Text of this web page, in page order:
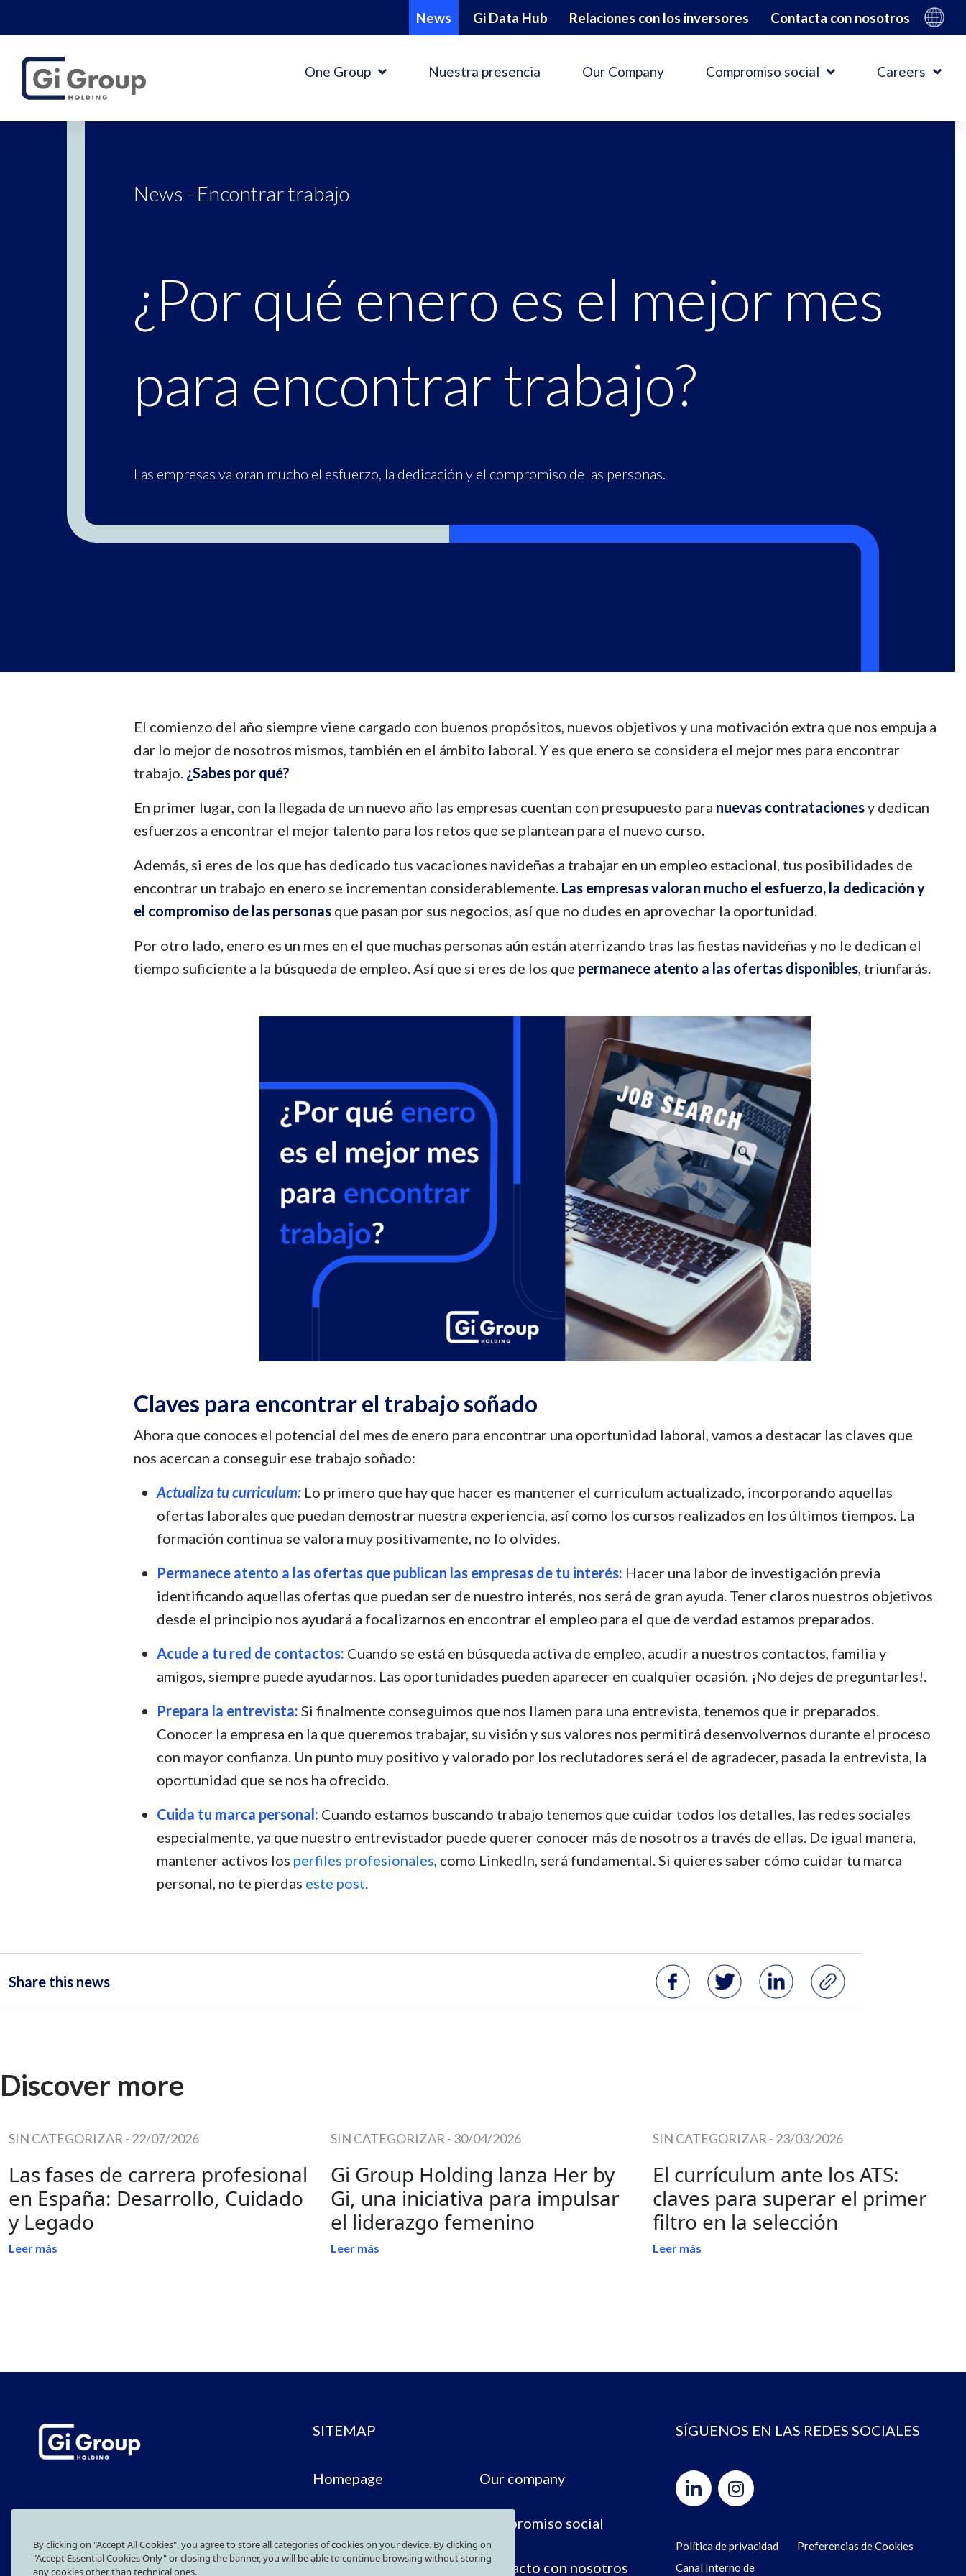
News Gi Data Hub Relaciones con los inversores Contacta con nosotros
One Group Nuestra presencia Our Company Compromiso social Careers
News - Encontrar trabajo
¿Por qué enero es el mejor mes
para encontrar trabajo?
Las empresas valoran mucho el esfuerzo, la dedicación y el compromiso de las personas.
El comienzo del año siempre viene cargado con buenos propósitos, nuevos objetivos y una motivación extra que nos empuja a
dar lo mejor de nosotros mismos, también en el ámbito laboral. Y es que enero se considera el mejor mes para encontrar
trabajo. ¿Sabes por qué?
En primer lugar, con la llegada de un nuevo año las empresas cuentan con presupuesto para nuevas contratacionesy dedican
esfuerzos a encontrar el mejor talento para los retos que se plantean para el nuevo curso.
Además, si eres de los que has dedicado tus vacaciones navideñas a trabajar en un empleo estacional, tus posibilidades de
encontrar un trabajo en enero se incrementan considerablemente. Las empresas valoran mucho el esfuerzo, la dedicación y
el compromiso de las personas que pasan por sus negocios, así que no dudes en aprovechar la oportunidad.
Por otro lado, enero es un mes en el que muchas personas aún están aterrizando tras las fiestas navideñas y no le dedican el
tiempo suficiente a la búsqueda de empleo. Así que si eres de los que permanece atento a las ofertas disponibles, triunfarás.
Claves para encontrar el trabajo soñado
Ahora que conoces el potencial del mes de enero para encontrar una oportunidad laboral, vamos a destacar las claves que
nos acercan a conseguir ese trabajo soñado:
Actualiza tu curriculum: Lo primero que hay que hacer es mantener el curriculum actualizado, incorporando aquellas
ofertas laborales que puedan demostrar nuestra experiencia, así como los cursos realizados en los últimos tiempos. La
formación continua se valora muy positivamente, no lo olvides.
Permanece atento a las ofertas que publican las empresas de tu interés: Hacer una labor de investigación previa
identificando aquellas ofertas que puedan ser de nuestro interés, nos será de gran ayuda. Tener claros nuestros objetivos
desde el principio nos ayudará a focalizarnos en encontrar el empleo para el que de verdad estamos preparados.
Acude a tu red de contactos: Cuando se está en búsqueda activa de empleo, acudir a nuestros contactos, familia y
amigos, siempre puede ayudarnos. Las oportunidades pueden aparecer en cualquier ocasión. ¡No dejes de preguntarles!.
Prepara la entrevista: Si finalmente conseguimos que nos llamen para una entrevista, tenemos que ir preparados.
Conocer la empresa en la que queremos trabajar, su visión y sus valores nos permitirá desenvolvernos durante el proceso
con mayor confianza. Un punto muy positivo y valorado por los reclutadores será el de agradecer, pasada la entrevista, la
oportunidad que se nos ha ofrecido.
Cuida tu marca personal: Cuando estamos buscando trabajo tenemos que cuidar todos los detalles, las redes sociales
especialmente, ya que nuestro entrevistador puede querer conocer más de nosotros a través de ellas. De igual manera,
mantener activos los perfiles profesionales, como LinkedIn, será fundamental. Si quieres saber cómo cuidar tu marca
personal, no te pierdas este post.
Share this news
Discover more
SIN CATEGORIZAR - 22/07/2026
Las fases de carrera profesional
en España: Desarrollo, Cuidado
y Legado
Leer más
SIN CATEGORIZAR - 30/04/2026
Gi Group Holding lanza Her by
Gi, una iniciativa para impulsar
el liderazgo femenino
Leer más
SIN CATEGORIZAR - 23/03/2026
El currículum ante los ATS:
claves para superar el primer
filtro en la selección
Leer más
GI GROUP HOLDING S.P.A. – With Sole Shareholder
Headquarter: Piazza IV Novembre, 5 – 20124 Milano
SITEMAP
Homepage Our company
Compromiso social
One Group Contacto con nosotros
SÍGUENOS EN LAS REDES SOCIALES
Política de privacidad
Preferencias de Cookies
Canal Interno de
By clicking on "Accept All Cookies", you agree to store all categories of cookies on your device. By clicking on
"Accept Essential Cookies Only" or closing the banner, you will be able to continue browsing without storing
any cookies other than technical ones.